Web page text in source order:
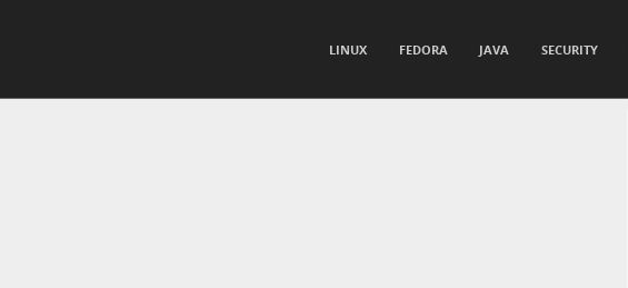
LINUX FEDORA JAVA SECURITY